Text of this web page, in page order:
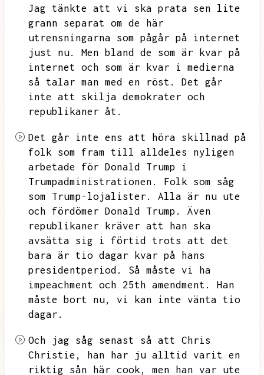
Jag tänkte att vi ska prata sen lite
grann separat om de här
utrensningarna som pågår på internet
just nu.
Men bland de som är kvar på
internet och som är kvar i medierna
så talar man med en röst.
Det går
inte att skilja demokrater och
republikaner åt.
Det går inte ens att höra skillnad på
folk som fram till alldeles nyligen
arbetade för Donald Trump i
Trumpadministrationen.
Folk som såg
som Trump-lojalister.
Alla är nu ute
och fördömer Donald Trump.
Även
republikaner kräver att han ska
avsätta sig i förtid trots att det
bara är tio dagar kvar på hans
presidentperiod.
Så måste vi ha
impeachment och 25th amendment.
Han
måste bort nu,
vi kan inte vänta tio
dagar.
Och jag såg senast så att Chris
Christie,
han har ju alltid varit en
riktig sån här cook,
men han var ute